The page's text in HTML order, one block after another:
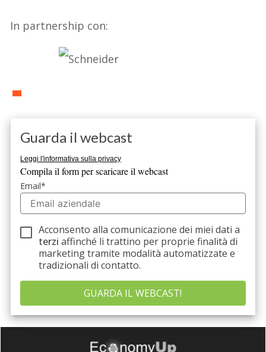
In partnership con:
Guarda il webcast
Leggi l'informativa sulla privacy
Compila il form per scaricare il webcast
Email*
Acconsento alla comunicazione dei miei dati a
terzi affinché li trattino per proprie finalità di
marketing tramite modalità automatizzate e
tradizionali di contatto.